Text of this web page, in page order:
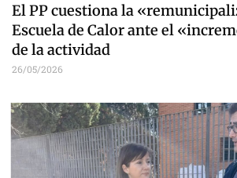
El PP cuestiona la
Escuela de Calor ante el
de la actividad
26/05/2026